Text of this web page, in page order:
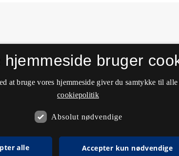
hjemmeside bruger
at bruge vores hjemmeside giver du samtykke til
cookiepolitik
Absolut nødvendige
alle Accepter kun nødvendige